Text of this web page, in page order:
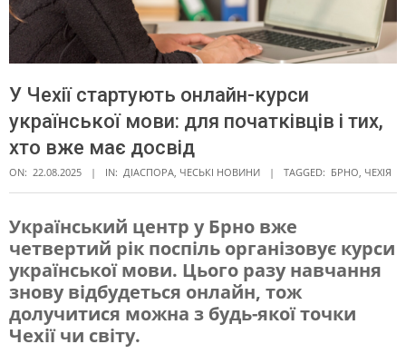
У Чехії стартують онлайн-курси
української мови: для початківців і тих,
хто вже має досвід
ON: 22.08.2025 IN: ДІАСПОРА, ЧЕСЬКІ НОВИНИ TAGGED: БРНО, ЧЕХІЯ
У
Ч
е
х
Український центр у Брно вже
четвертий рік поспіль організовує курси
української мови. Цього разу навчання
знову відбудеться онлайн, тож
долучитися можна з будь-якої точки
Чехії чи світу.